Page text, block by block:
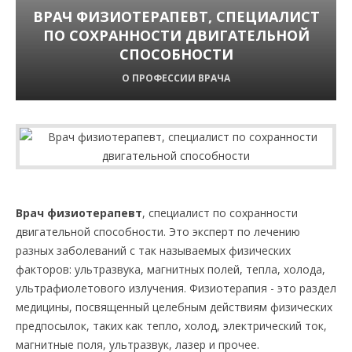
ВРАЧ ФИЗИОТЕРАПЕВТ, СПЕЦИАЛИСТ
ПО СОХРАННОСТИ ДВИГАТЕЛЬНОЙ
СПОСОБНОСТИ
О ПРОФЕССИИ ВРАЧА
Врач физиотерапевт, специалист по сохранности
двигательной способности. Это эксперт по лечению
разных заболеваний с так называемых физических
факторов: ультразвука, магнитных полей, тепла, холода,
ультрафиолетового излучения. Физиотерапия - это раздел
медицины, посвященный целебным действиям физических
предпосылок, таких как тепло, холод, электрический ток,
магнитные поля, ультразвук, лазер и прочее.